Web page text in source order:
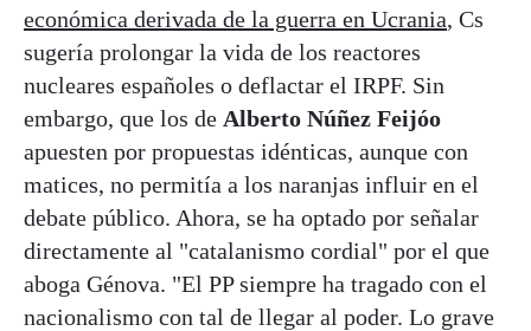
económica derivada de la guerra en Ucrania, Cs
sugería prolongar la vida de los reactores
nucleares españoles o deflactar el IRPF. Sin
embargo, que los de Alberto Núñez Feijóo
apuesten por propuestas idénticas, aunque con
matices, no permitía a los naranjas influir en el
debate público. Ahora, se ha optado por señalar
directamente al "catalanismo cordial" por el que
aboga Génova. "El PP siempre ha tragado con el
nacionalismo con tal de llegar al poder. Lo grave